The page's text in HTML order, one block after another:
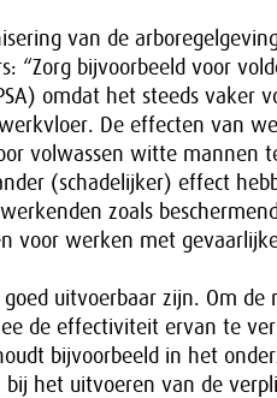
van de
“Zorg bijvoorbeeld voor
omdat het steeds vaker
De effecten van
volwassen witte mannen
(schadelijker) effect
zoals
voor werken met
uitvoerbaar zijn. Om de
de effectiviteit ervan te
bijvoorbeeld in het
het uitvoeren van de